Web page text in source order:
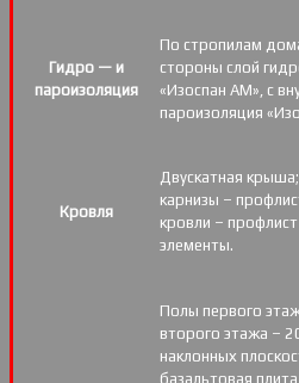
Гидро — и
пароизоляция
По стропилам
стороны слой
«Изоспан АМ», с
пароизоляция
Кровля
Двускатная
карнизы –
кровли –
элементы.
Полы первого
второго этажа –
наклонных
базальтовая